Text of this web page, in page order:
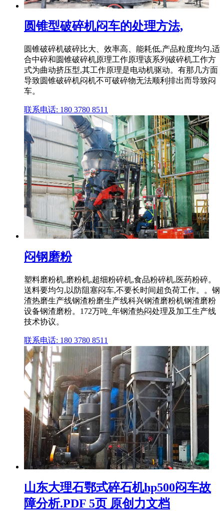
圆锥型破碎机闷车的处理方法,
圆锥破碎机破碎比大、效率高、能耗低,产品粒度均匀,适
合中碎和圆锥破碎机原理工作原理该系列破碎机工作方
式为曲动挤压型,其工作原理是电动机驱动。有那几方面
导致圆锥破碎机闷机不可破碎物无法顺利排出而导致闷
车。
联系电话: 180 3780 8511
闷钢磨粉
塑料磨粉机,磨粉机,超细粉碎机,食品粉碎机,医药粉碎。
送料要均匀,以防阻塞闷车,不要长时间超负荷工作。。钢
渣热磨生产线钢渣粉磨生产线科兴钢渣磨粉机钢渣磨粉
设备钢渣磨粉。172万吨_年钢渣热闷处理及加工生产线
技术协议。
联系电话: 180 3780 8511
山东大理石鄂式碎石机hp500闷车故
障分析.PDF 5页 原创力文档